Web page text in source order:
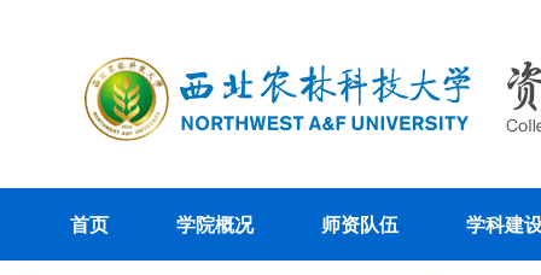
首页 学院概况 师资队伍 学科建